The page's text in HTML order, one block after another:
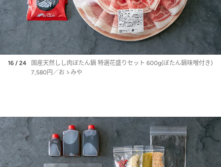
16 / 24
国産天然しし肉ぼたん鍋 特選花盛りセット 600g(ぼたん鍋味噌付き)
7,580円／おゝみや